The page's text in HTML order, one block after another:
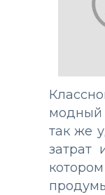
модный
так же
затрат